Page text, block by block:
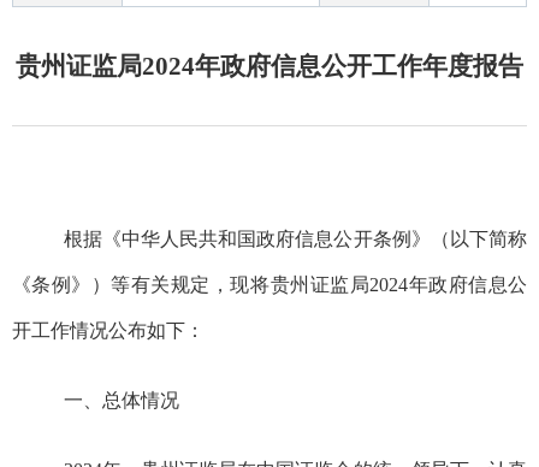
贵州证监局2024年政府信息公开工作年度报告
根据《中华人民共和国政府信息公开条例》（以下简称
《条例》）等有关规定，现将贵州证监局2024年政府信息公
开工作情况公布如下：
一、总体情况